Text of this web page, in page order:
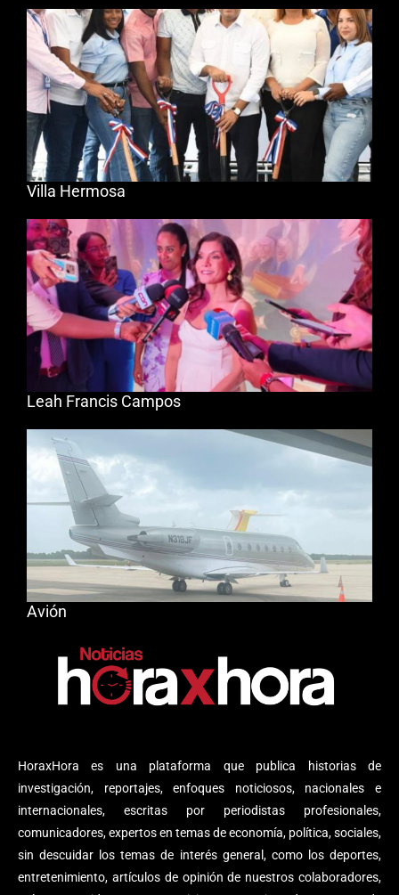
HoraxHora es una plataforma que publica historias de
investigación, reportajes, enfoques noticiosos, nacionales e
internacionales, escritas por periodistas profesionales,
comunicadores, expertos en temas de economía, política, sociales,
sin descuidar los temas de interés general, como los deportes,
entretenimiento, artículos de opinión de nuestros colaboradores,
Villa Hermosa
Leah Francis Campos
Avión